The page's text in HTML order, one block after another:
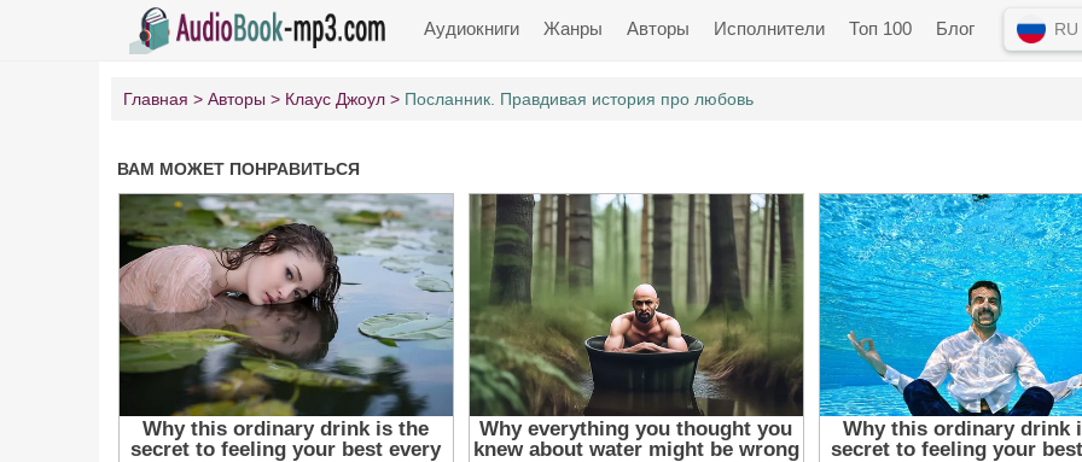
Аудиокниги Жанры Авторы Исполнители Топ 100 Блог RU
Главная Авторы Клаус Джоул Посланник. Правдивая история про любовь